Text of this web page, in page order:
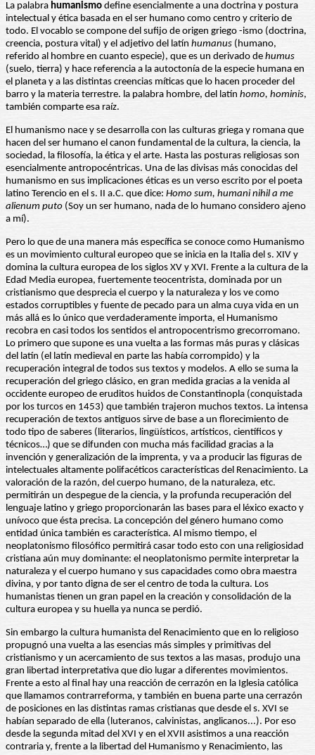
La palabra humanismo define esencialmente a una doctrina y postura
intelectual y ética basada en el ser humano como centro y criterio de
todo. El vocablo se compone del sufijo de origen griego -ismo (doctrina,
creencia, postura vital) y el adjetivo del latín humanus (humano,
referido al hombre en cuanto especie), que es un derivado de humus
(suelo, tierra) y hace referencia a la autoctonía de la especie humana en
el planeta y a las distintas creencias míticas que lo hacen proceder del
barro y la materia terrestre. la palabra hombre, del latín homo, hominis,
también comparte esa raíz.
El humanismo nace y se desarrolla con las culturas griega y romana que
hacen del ser humano el canon fundamental de la cultura, la ciencia, la
sociedad, la filosofía, la ética y el arte. Hasta las posturas religiosas son
esencialmente antropocéntricas. Una de las divisas más conocidas del
humanismo en sus implicaciones éticas es un verso escrito por el poeta
latino Terencio en el s. II a.C. que dice: Homo sum, humani nihil a me
alienum puto (Soy un ser humano, nada de lo humano considero ajeno
a mí).
Pero lo que de una manera más específica se conoce como Humanismo
es un movimiento cultural europeo que se inicia en la Italia del s. XIV y
domina la cultura europea de los siglos XV y XVI. Frente a la cultura de la
Edad Media europea, fuertemente teocentrista, dominada por un
cristianismo que desprecia el cuerpo y la naturaleza y los ve como
estados corruptibles y fuente de pecado para un alma cuya vida en un
más allá es lo único que verdaderamente importa, el Humanismo
recobra en casi todos los sentidos el antropocentrismo grecorromano.
Lo primero que supone es una vuelta a las formas más puras y clásicas
del latín (el latín medieval en parte las había corrompido) y la
recuperación integral de todos sus textos y modelos. A ello se suma la
recuperación del griego clásico, en gran medida gracias a la venida al
occidente europeo de eruditos huidos de Constantinopla (conquistada
por los turcos en 1453) que también trajeron muchos textos. La intensa
recuperación de textos antiguos sirve de base a un florecimiento de
todo tipo de saberes (literarios, lingüísticos, artísticos, científicos y
técnicos…) que se difunden con mucha más facilidad gracias a la
invención y generalización de la imprenta, y va a producir las figuras de
intelectuales altamente polifacéticos características del Renacimiento. La
valoración de la razón, del cuerpo humano, de la naturaleza, etc.
permitirán un despegue de la ciencia, y la profunda recuperación del
lenguaje latino y griego proporcionarán las bases para el léxico exacto y
unívoco que ésta precisa. La concepción del género humano como
entidad única también es característica. Al mismo tiempo, el
neoplatonismo filosófico permitirá casar todo esto con una religiosidad
cristiana aún muy dominante: el neoplatonismo permite interpretar la
naturaleza y el cuerpo humano y sus capacidades como obra maestra
divina, y por tanto digna de ser el centro de toda la cultura. Los
humanistas tienen un gran papel en la creación y consolidación de la
cultura europea y su huella ya nunca se perdió.
Sin embargo la cultura humanista del Renacimiento que en lo religioso
propugnó una vuelta a las esencias más simples y primitivas del
cristianismo y un acercamiento de sus textos a las masas, produjo una
gran libertad interpretativa que dio lugar a diferentes movimientos.
Frente a esto al final hay una reacción de cerrazón en la Iglesia católica
que llamamos contrarreforma, y también en buena parte una cerrazón
de posiciones en las distintas ramas cristianas que desde el s. XVI se
habían separado de ella (luteranos, calvinistas, anglicanos...). Por eso
desde la segunda mitad del XVI y en el XVII asistimos a una reacción
contraria y, frente a la libertad del Humanismo y Renacimiento, las